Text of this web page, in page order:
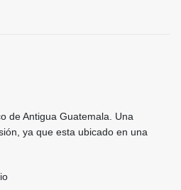
de Antigua Guatemala. Una
ya que esta ubicado en una